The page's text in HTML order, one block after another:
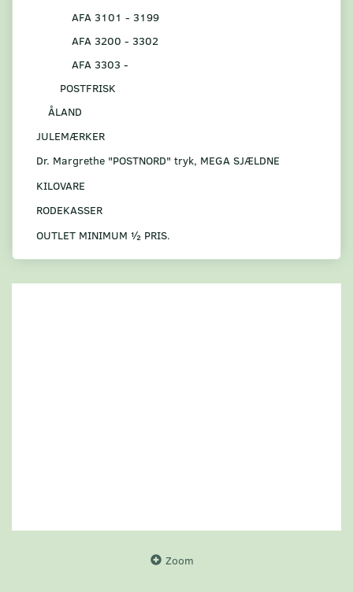
AFA 3101 - 3199
AFA 3200 - 3302
AFA 3303 -
POSTFRISK
ÅLAND
JULEMÆRKER
Dr. Margrethe "POSTNORD" tryk, MEGA SJÆLDNE
KILOVARE
RODEKASSER
OUTLET MINIMUM ½ PRIS.
Zoom